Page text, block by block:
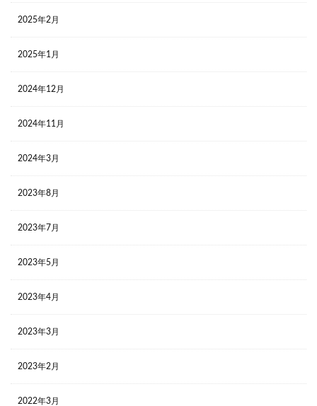
2025年2月
2025年1月
2024年12月
2024年11月
2024年3月
2023年8月
2023年7月
2023年5月
2023年4月
2023年3月
2023年2月
2022年3月